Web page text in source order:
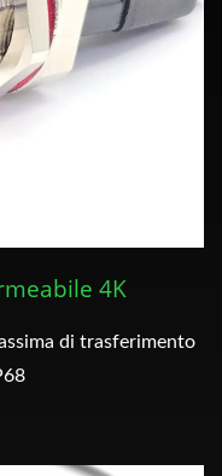
4K
di trasferimento